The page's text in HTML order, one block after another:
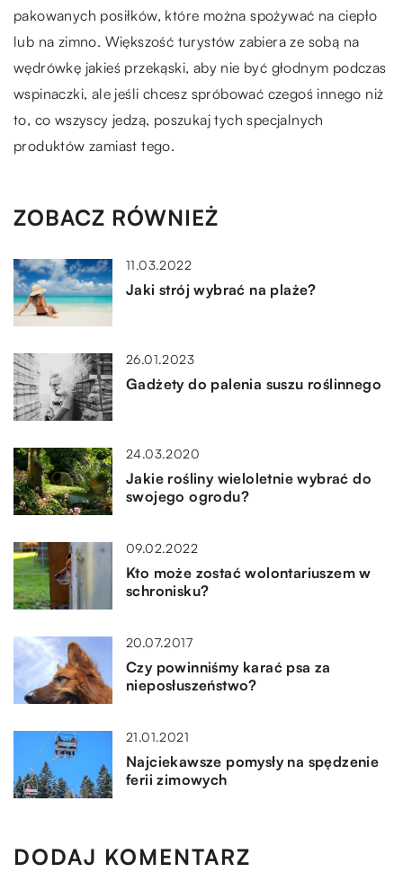
pakowanych posiłków, które można spożywać na ciepło
lub na zimno. Większość turystów zabiera ze sobą na
wędrówkę jakieś przekąski, aby nie być głodnym podczas
wspinaczki, ale jeśli chcesz spróbować czegoś innego niż
to, co wszyscy jedzą, poszukaj tych specjalnych
produktów zamiast tego.
ZOBACZ RÓWNIEŻ
11.03.2022
Jaki strój wybrać na plaże?
26.01.2023
Gadżety do palenia suszu roślinnego
24.03.2020
Jakie rośliny wieloletnie wybrać do
swojego ogrodu?
09.02.2022
Kto może zostać wolontariuszem w
schronisku?
20.07.2017
Czy powinniśmy karać psa za
nieposłuszeństwo?
21.01.2021
Najciekawsze pomysły na spędzenie
ferii zimowych
DODAJ KOMENTARZ